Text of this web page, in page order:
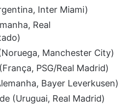
Inter Miami)
Real
Manchester City)
PSG/Real Madrid)
Bayer Leverkusen)
(Uruguai, Real Madrid)